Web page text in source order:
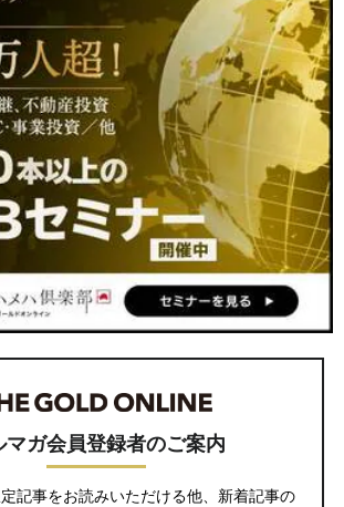
マガ会員登録者のご案内
記事をお読みいただける他、新着記事の